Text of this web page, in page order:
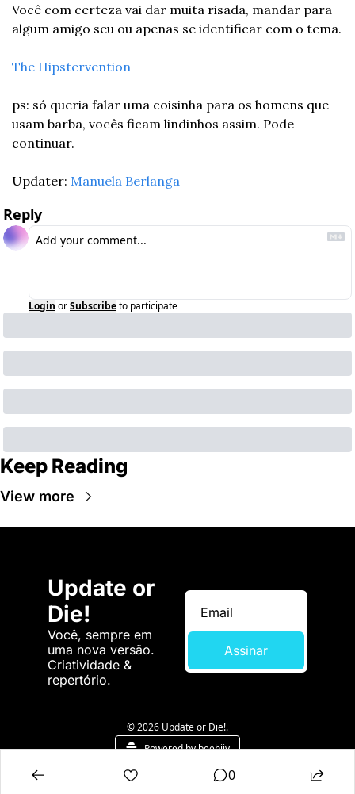
Você com certeza vai dar muita risada, mandar para
algum amigo seu ou apenas se identificar com o tema.
The Hipstervention
ps: só queria falar uma coisinha para os homens que
usam barba, vocês ficam lindinhos assim. Pode
continuar.
Updater: Manuela Berlanga
Reply
Login orSubscribeto participate
Keep Reading
View more
Update or
Die!
Você, sempre em
uma nova versão.
Criatividade &
repertório.
Assinar
© 2026 Update or Die!.
Powered by beehiiv
0